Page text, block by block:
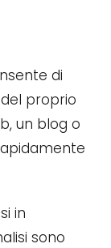
di
proprio
un blog o
in
sono